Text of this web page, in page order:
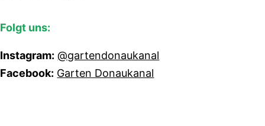
Folgt uns:
Instagram: @gartendonaukanal
Facebook: Garten Donaukanal